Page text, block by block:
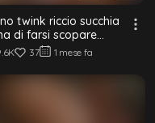
twink riccio succhia
di farsi scopare
37 1 mese fa